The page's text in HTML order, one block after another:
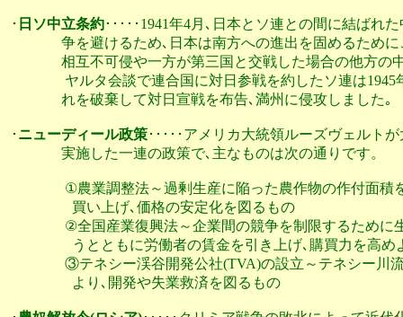
･ 日ソ中立条約･････1941年4月､日本とソ連との間に結ばれ
争を避けるため､日本は南方への進出を固めるた
相互不可侵や一方が第三国と交戦した場合の他方
ヤルタ会談で連合国に対日参戦を約したソ連は
               れを破棄して対日宣戦を布告､満州に侵攻しました｡
･ ニューディール政策･････アメリカ大統領ルーズヴェルト
               実施した一連の政策で､主なものは次の通りです。
①農業調整法～過剰生産に陥った農作物の作付
                  買い上げ､価格の安定化を図るもの
②全国産業復興法～企業間の競争を制限するた
うとともに労働者の賃金を引き上げ､購買力を高
③テネシー渓谷開発公社(TVA)の設立～テネシー
                  より､開発や失業救済を図るもの